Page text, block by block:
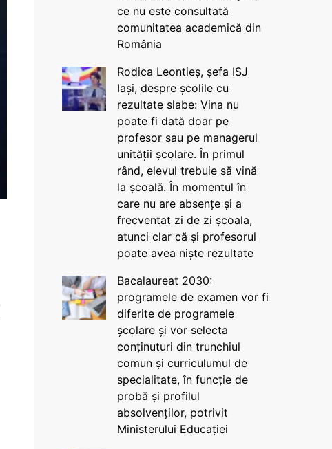
ce nu este consultată
comunitatea academică din
România
Rodica Leontieș, șefa ISJ
Iași, despre școlile cu
rezultate slabe: Vina nu
poate fi dată doar pe
profesor sau pe managerul
unității școlare. În primul
rând, elevul trebuie să vină
la școală. În momentul în
care nu are absențe și a
frecventat zi de zi școala,
atunci clar că și profesorul
poate avea niște rezultate
Bacalaureat 2030:
programele de examen vor fi
diferite de programele
școlare și vor selecta
conținuturi din trunchiul
comun și curriculumul de
specialitate, în funcție de
probă și profilul
absolvenților, potrivit
Ministerului Educației